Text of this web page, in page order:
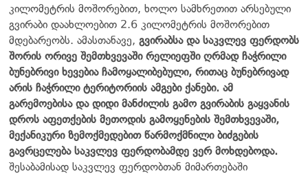
კილომეტრის მოშორებით, ხოლო სამხრეთით არსებული
გვირაბი დაახლოებით 2.6 კილომეტრის მოშორებით
მდებარეობს. ამასთანავე, გვირაბსა და საკვლევ ფერდობს
შორის ორივე შემთხვევაში რელიეფში ღრმად ჩაჭრილი
ბუნებრივი ხევებია ჩამოყალიბებული, რითაც ბუნებრივად
არის ჩაჭრილი ტერიტორიის ამგები ქანები. ამ
გარემოებისა და დიდი მანძილის გამო გვირაბის გაყვანის
დროს აფეთქების მეთოდის გამოყენების შემთხვევაში,
მექანიკური ზემოქმედებით წარმოქმნილი ბიძგების
გავრცელება საკვლევ ფერდობამდე ვერ მოხდებოდა.
შესაბამისად საკვლევ ფერდობთან მიმართებაში